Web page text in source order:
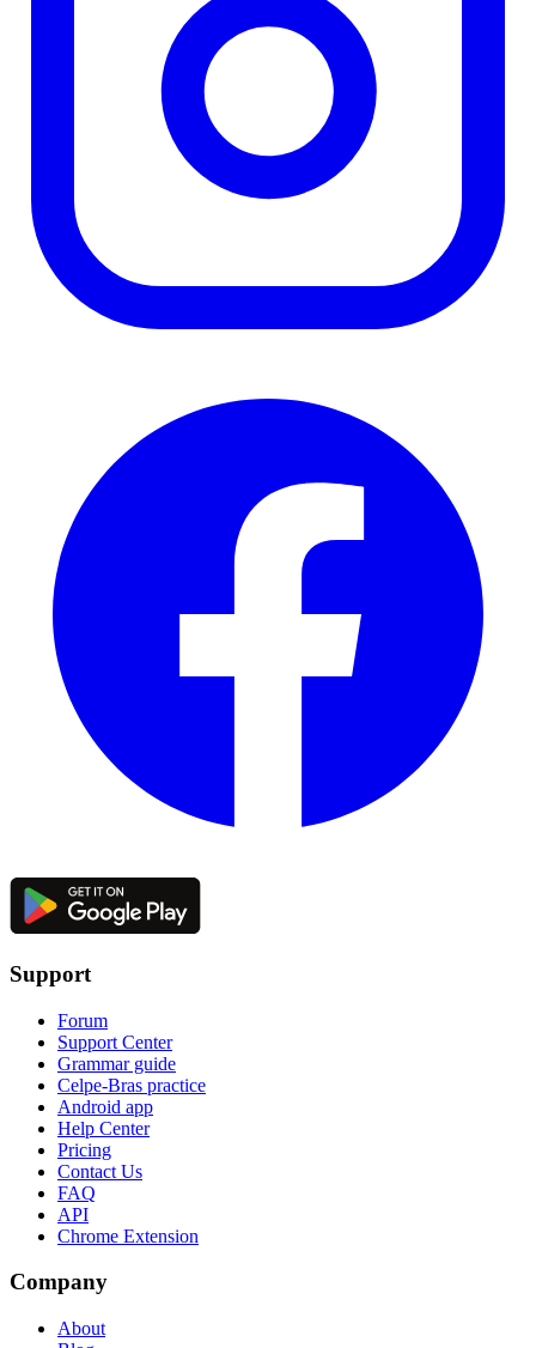
Support
Forum
Support Center
Grammar guide
Celpe-Bras practice
Android app
Help Center
Pricing
Contact Us
FAQ
API
Chrome Extension
Company
About